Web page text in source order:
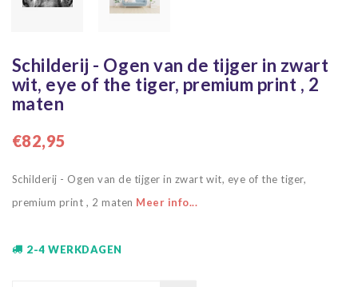
Schilderij - Ogen van de tijger in zwart
wit, eye of the tiger, premium print , 2
maten
€82,95
Schilderij - Ogen van de tijger in zwart wit, eye of the tiger,
premium print , 2 maten Meer info...
2-4 WERKDAGEN